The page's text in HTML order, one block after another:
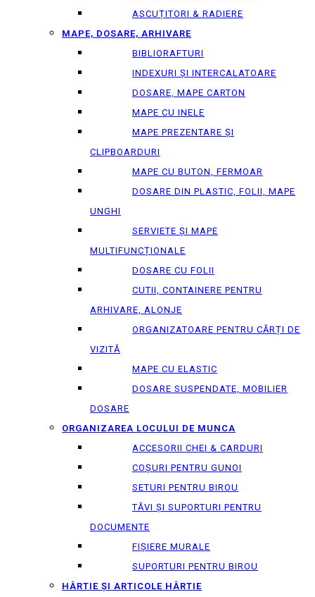
ASCUȚITORI & RADIERE
MAPE, DOSARE, ARHIVARE
BIBLIORAFTURI
INDEXURI ȘI INTERCALATOARE
DOSARE, MAPE CARTON
MAPE CU INELE
MAPE PREZENTARE ȘI
CLIPBOARDURI
MAPE CU BUTON, FERMOAR
DOSARE DIN PLASTIC, FOLII, MAPE
UNGHI
SERVIETE ȘI MAPE
MULTIFUNCȚIONALE
DOSARE CU FOLII
CUTII, CONTAINERE PENTRU
ARHIVARE, ALONJE
ORGANIZATOARE PENTRU CĂRȚI DE
VIZITĂ
MAPE CU ELASTIC
DOSARE SUSPENDATE, MOBILIER
DOSARE
ORGANIZAREA LOCULUI DE MUNCA
ACCESORII CHEI & СARDURI
COȘURI PENTRU GUNOI
SETURI PENTRU BIROU
TĂVI ȘI SUPORTURI PENTRU
DOCUMENTE
FIȘIERE MURALE
SUPORTURI PENTRU BIROU
HÂRTIE ȘI ARTICOLE HÂRTIE